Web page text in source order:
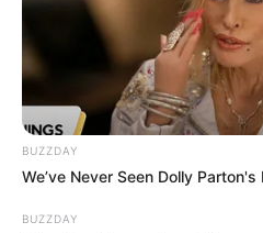
BUZZDAY
We’ve Never Seen Dolly
BUZZDAY